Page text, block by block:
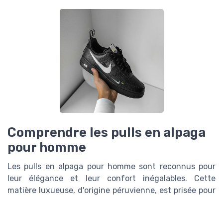
Comprendre les pulls en alpaga
pour homme
Les pulls en alpaga pour homme sont reconnus pour
leur élégance et leur confort inégalables. Cette
matière luxueuse, d'origine péruvienne, est prisée pour